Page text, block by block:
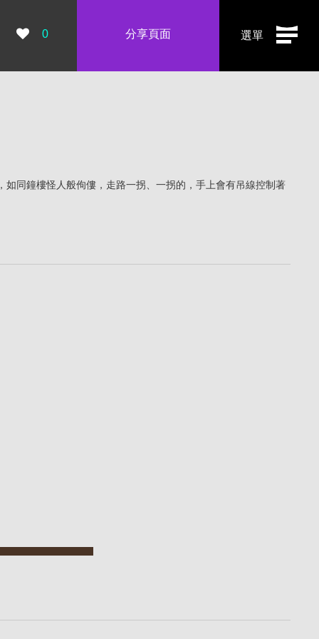
選單
瀏覽數：
0 分享頁面
同鐘樓怪人般佝僂，走路一拐、一拐的，手上會有吊線控制著